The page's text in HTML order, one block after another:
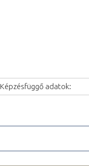
Képzésfüggő adatok: